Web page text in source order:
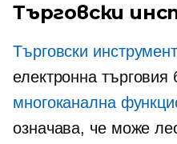
Търговски
Търговски
електронна търговия
многоканална
означава, че може